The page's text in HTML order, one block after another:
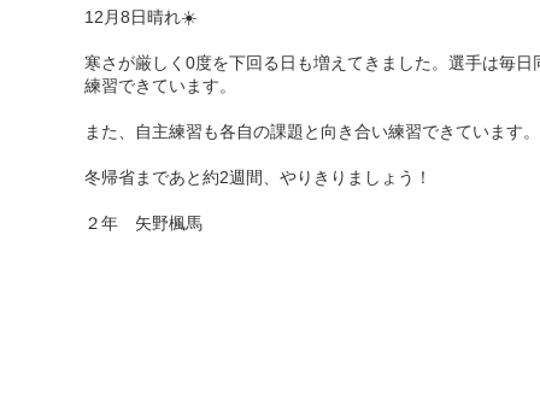
12月8日晴れ☀️
寒さが厳しく0度を下回る日も増えてきました。選手は毎
練習できています。
また、自主練習も各自の課題と向き合い練習できています。
冬帰省まであと約2週間、やりきりましょう！
２年 矢野楓馬